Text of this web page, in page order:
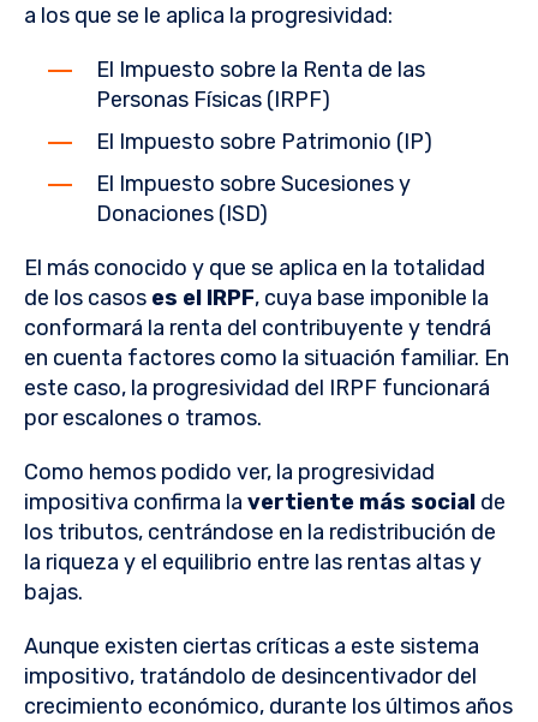
a los que se le aplica la progresividad:
El Impuesto sobre la Renta de las
Personas Físicas (IRPF)
El Impuesto sobre Patrimonio (IP)
El Impuesto sobre Sucesiones y
Donaciones (ISD)
El más conocido y que se aplica en la totalidad
de los casos es el IRPF, cuya base imponible la
conformará la renta del contribuyente y tendrá
en cuenta factores como la situación familiar. En
este caso, la progresividad del IRPF funcionará
por escalones o tramos.
Como hemos podido ver, la progresividad
impositiva confirma la vertiente más social de
los tributos, centrándose en la redistribución de
la riqueza y el equilibrio entre las rentas altas y
bajas.
Aunque existen ciertas críticas a este sistema
impositivo, tratándolo de desincentivador del
crecimiento económico, durante los últimos años